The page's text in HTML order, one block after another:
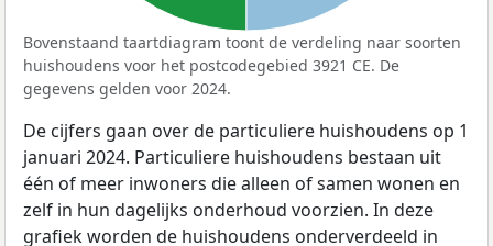
Bovenstaand taartdiagram toont de verdeling naar soorten
huishoudens voor het postcodegebied 3921 CE. De
gegevens gelden voor 2024.
De cijfers gaan over de particuliere huishoudens op 1
januari 2024. Particuliere huishoudens bestaan uit
één of meer inwoners die alleen of samen wonen en
zelf in hun dagelijks onderhoud voorzien. In deze
grafiek worden de huishoudens onderverdeeld in